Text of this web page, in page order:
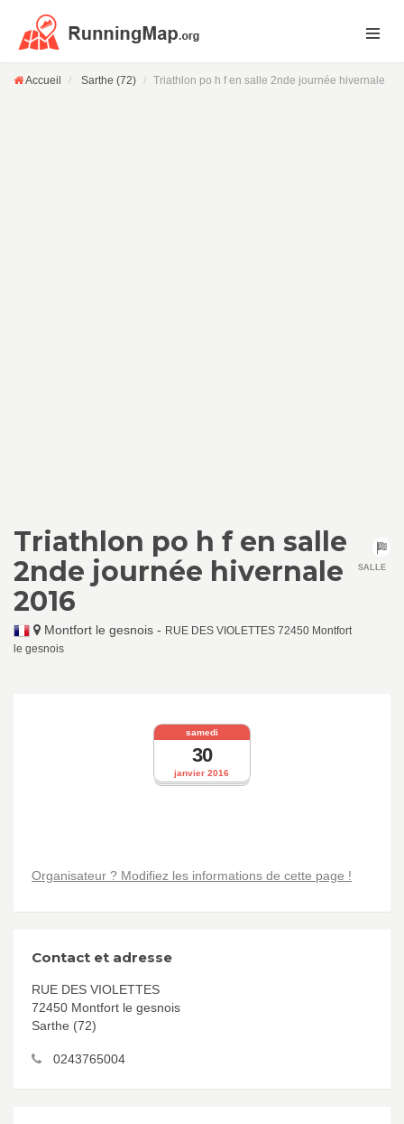
Accueil Sarthe (72) Triathlon po h f en salle 2nde journée hivernale
Triathlon po h f en salle
2nde journée hivernale
2016
Montfort le gesnois - RUE DES VIOLETTES 72450 Montfort
le gesnois
SALLE
janvier 2016
samedi
30
Organisateur ? Modifiez les informations de cette page !
Contact et adresse
RUE DES VIOLETTES
72450 Montfort le gesnois
Sarthe (72)
0243765004